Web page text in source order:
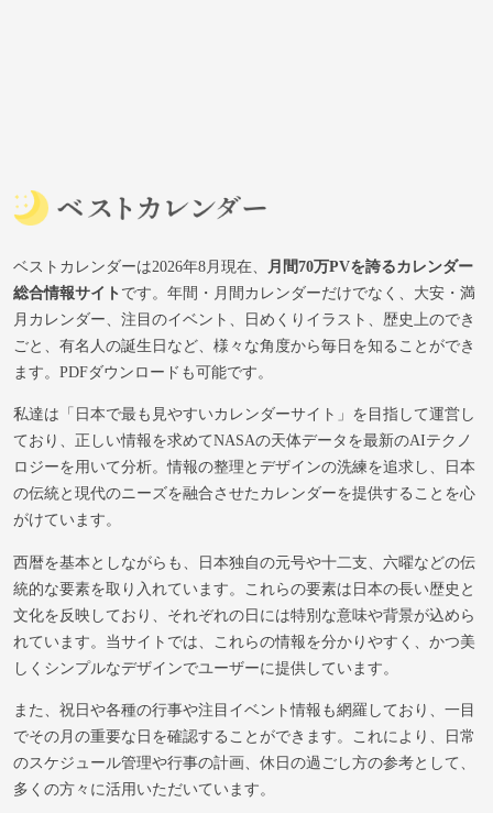
ベストカレンダーは2026年8月現在、
月間70万PVを誇るカレンダー
総合情報サイトです。年間・月間カレンダーだけでなく、大安・満
月カレンダー、注目のイベント、日めくりイラスト、歴史上のでき
ごと、有名人の誕生日など、様々な角度から毎日を知ることができ
ます。PDFダウンロードも可能です。
私達は「日本で最も見やすいカレンダーサイト」を目指して運営し
ており、正しい情報を求めてNASAの天体データを最新のAIテクノ
ロジーを用いて分析。情報の整理とデザインの洗練を追求し、日本
の伝統と現代のニーズを融合させたカレンダーを提供することを心
がけています。
西暦を基本としながらも、日本独自の元号や十二支、六曜などの伝
統的な要素を取り入れています。これらの要素は日本の長い歴史と
文化を反映しており、それぞれの日には特別な意味や背景が込めら
れています。当サイトでは、これらの情報を分かりやすく、かつ美
しくシンプルなデザインでユーザーに提供しています。
また、祝日や各種の行事や注目イベント情報も網羅しており、一目
でその月の重要な日を確認することができます。これにより、日常
のスケジュール管理や行事の計画、休日の過ごし方の参考として、
多くの方々に活用いただいています。